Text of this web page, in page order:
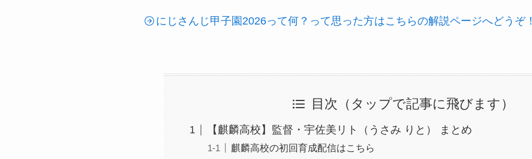
にじさんじ甲子園2026って何？って思った方はこちらの解説ページへどうぞ！
目次（タップで記事に飛びます）
【麒麟高校】監督・宇佐美リト（うさみ りと） まとめ
麒麟高校の初回育成配信はこちら